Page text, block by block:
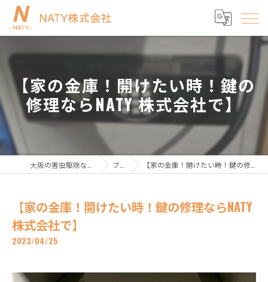
【家の金庫！開けたい時！鍵の
修理ならNATY 株式会社で】
ブログ 【家の金庫！開けたい時！鍵の修理ならNATY 株式会社で】
【家の金庫！開けたい時！鍵の修理ならNATY
株式会社で】
2023/04/25